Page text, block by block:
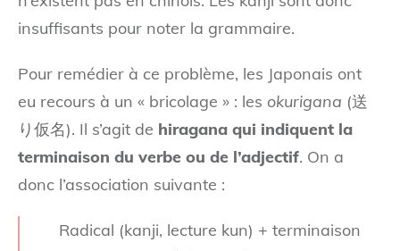
insuffisants pour noter la grammaire.
Pour remédier à ce problème, les Japonais ont
eu recours à un « bricolage » : les okurigana (送
り仮名). Il s’agit de hiragana qui indiquent la
terminaison du verbe ou de l’adjectif. On a
donc l’association suivante :
Radical (kanji, lecture kun) + terminaison